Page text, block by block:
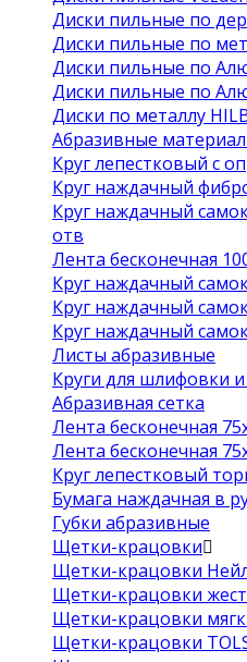
Диски пильные по
Диски пильные по
Диски пильные по
Диски пильные по
Диски по металлу
Абразивные
Круг лепестковый с
Круг наждачный
Круг наждачный
отв
Лента бесконечная
Круг наждачный
Круг наждачный
Круг наждачный
Листы абразивные
Круги для шлифовки
Абразивная сетка
Лента бесконечная
Лента бесконечная
Круг лепестковый
Бумага наждачная в
Губки абразивные
Щетки-крацовки
Щетки-крацовки
Щетки-крацовки
Щетки-крацовки
Щетки-крацовки